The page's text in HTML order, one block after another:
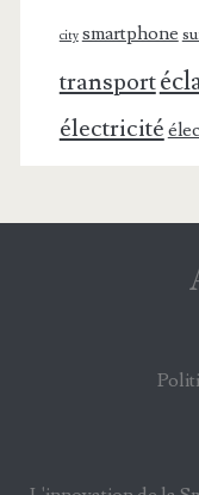
city smartphone
transport
électricité